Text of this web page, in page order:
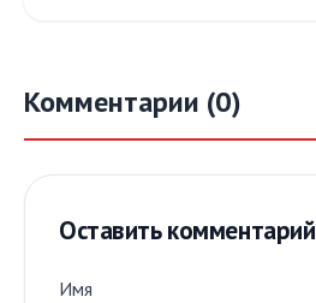
Комментарии (0)
Оставить комментарий
Имя